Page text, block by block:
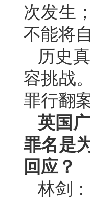
次发生
不能将
历史
容挑战
罪行翻
英国
罪名是
回应？
林剑